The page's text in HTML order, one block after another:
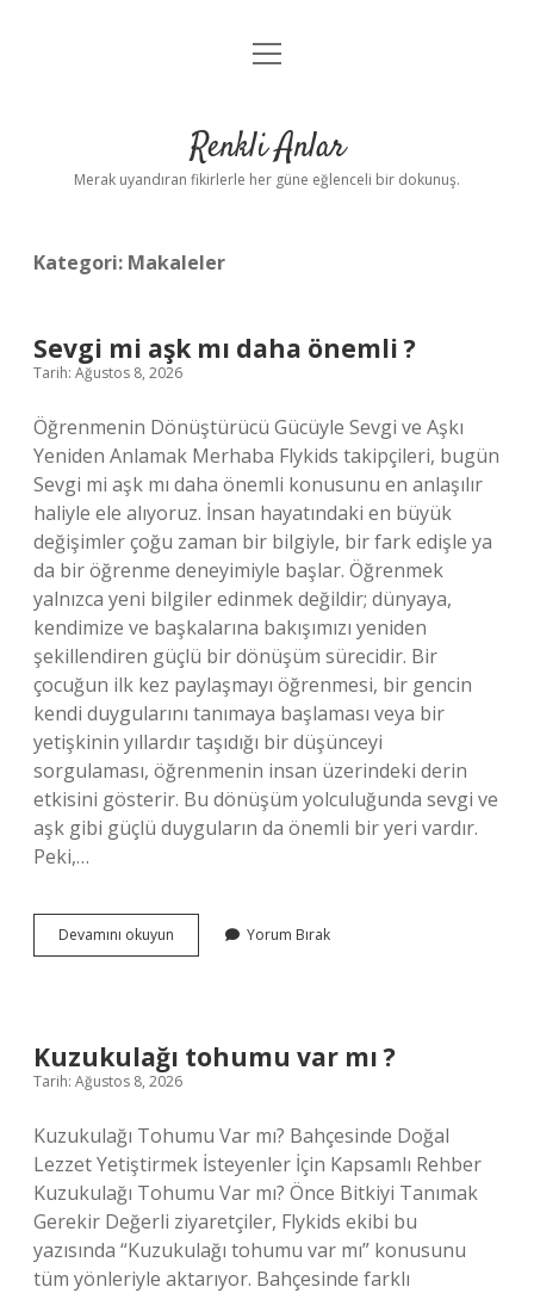
Anasayfa
Yasal Uyarı
menüyü
Renkli Anlar
Merak uyandıran fikirlerle her güne eğlenceli bir dokunuş.
Kategori: Makaleler
Sevgi mi aşk mı daha önemli ?
Tarih: Ağustos 8, 2026
Öğrenmenin Dönüştürücü Gücüyle Sevgi ve Aşkı
Yeniden Anlamak Merhaba Flykids takipçileri, bugün
Sevgi mi aşk mı daha önemli konusunu en anlaşılır
haliyle ele alıyoruz. İnsan hayatındaki en büyük
değişimler çoğu zaman bir bilgiyle, bir fark edişle ya
da bir öğrenme deneyimiyle başlar. Öğrenmek
yalnızca yeni bilgiler edinmek değildir; dünyaya,
kendimize ve başkalarına bakışımızı yeniden
şekillendiren güçlü bir dönüşüm sürecidir. Bir
çocuğun ilk kez paylaşmayı öğrenmesi, bir gencin
kendi duygularını tanımaya başlaması veya bir
yetişkinin yıllardır taşıdığı bir düşünceyi
sorgulaması, öğrenmenin insan üzerindeki derin
etkisini gösterir. Bu dönüşüm yolculuğunda sevgi ve
aşk gibi güçlü duyguların da önemli bir yeri vardır.
Peki,…
Devamını okuyun
mi
?
Yorum Bırak
Kuzukulağı tohumu var mı ?
Tarih: Ağustos 8, 2026
Kuzukulağı Tohumu Var mı? Bahçesinde Doğal
Lezzet Yetiştirmek İsteyenler İçin Kapsamlı Rehber
Kuzukulağı Tohumu Var mı? Önce Bitkiyi Tanımak
Gerekir Değerli ziyaretçiler, Flykids ekibi bu
yazısında “Kuzukulağı tohumu var mı” konusunu
tüm yönleriyle aktarıyor. Bahçesinde farklı